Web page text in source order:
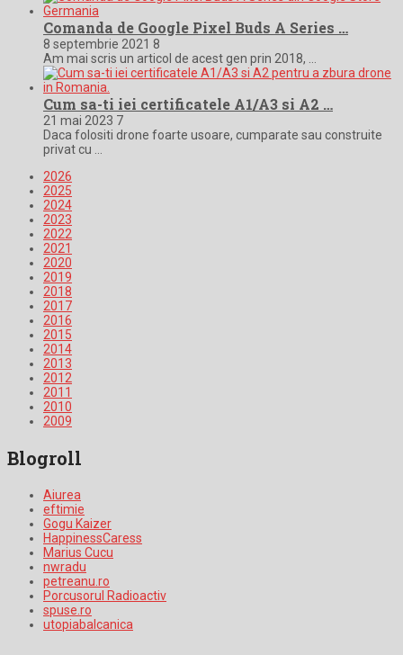
Comanda de Google Pixel Buds A Series …
8 septembrie 2021 8
Am mai scris un articol de acest gen prin 2018, …
Cum sa-ti iei certificatele A1/A3 si A2 …
21 mai 2023 7
Daca folositi drone foarte usoare, cumparate sau construite
privat cu …
2026
2025
2024
2023
2022
2021
2020
2019
2018
2017
2016
2015
2014
2013
2012
2011
2010
2009
Blogroll
Aiurea
eftimie
Gogu Kaizer
HappinessCaress
Marius Cucu
nwradu
petreanu.ro
Porcusorul Radioactiv
spuse.ro
utopiabalcanica